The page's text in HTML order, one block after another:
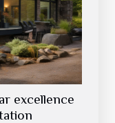
excellence